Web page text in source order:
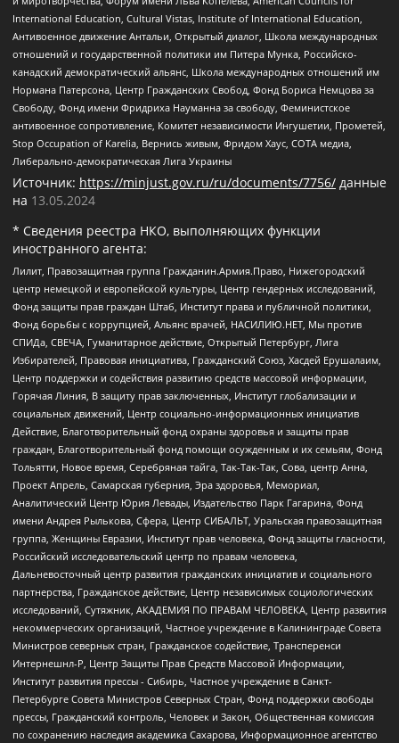
International Education, Cultural Vistas, Institute of International Education,
Антивоенное движение Антальи, Открытый диалог, Школа международных
отношений и государственной политики им Питера Мунка, Российско-
канадский демократический альянс, Школа международных отношений им
Нормана Патерсона, Центр Гражданских Свобод, Фонд Бориса Немцова за
Свободу, Фонд имени Фридриха Науманна за свободу, Феминистское
антивоенное сопротивление, Комитет независимости Ингушетии, Прометей,
Stop Occupation of Karelia, Вернись живым, Фридом Хаус, СОТА медиа,
Либерально-демократическая Лига Украины
Источник: https://minjust.gov.ru/ru/documents/7756/ данные
на 13.05.2024
* Сведения реестра НКО, выполняющих функции
иностранного агента:
Лилит, Правозащитная группа Гражданин.Армия.Право, Нижегородский
центр немецкой и европейской культуры, Центр гендерных исследований,
Фонд защиты прав граждан Штаб, Институт права и публичной политики,
Фонд борьбы с коррупцией, Альянс врачей, НАСИЛИЮ.НЕТ, Мы против
СПИДа, СВЕЧА, Гуманитарное действие, Открытый Петербург, Лига
Избирателей, Правовая инициатива, Гражданский Союз, Хасдей Ерушалаим,
Центр поддержки и содействия развитию средств массовой информации,
Горячая Линия, В защиту прав заключенных, Институт глобализации и
социальных движений, Центр социально-информационных инициатив
Действие, Благотворительный фонд охраны здоровья и защиты прав
граждан, Благотворительный фонд помощи осужденным и их семьям, Фонд
Тольятти, Новое время, Серебряная тайга, Так-Так-Так, Сова, центр Анна,
Проект Апрель, Самарская губерния, Эра здоровья, Мемориал,
Аналитический Центр Юрия Левады, Издательство Парк Гагарина, Фонд
имени Андрея Рылькова, Сфера, Центр СИБАЛЬТ, Уральская правозащитная
группа, Женщины Евразии, Институт прав человека, Фонд защиты гласности,
Российский исследовательский центр по правам человека,
Дальневосточный центр развития гражданских инициатив и социального
партнерства, Гражданское действие, Центр независимых социологических
исследований, Сутяжник, АКАДЕМИЯ ПО ПРАВАМ ЧЕЛОВЕКА, Центр развития
некоммерческих организаций, Частное учреждение в Калининграде Совета
Министров северных стран, Гражданское содействие, Трансперенси
Интернешнл-Р, Центр Защиты Прав Средств Массовой Информации,
Институт развития прессы - Сибирь, Частное учреждение в Санкт-
Петербурге Совета Министров Северных Стран, Фонд поддержки свободы
прессы, Гражданский контроль, Человек и Закон, Общественная комиссия
по сохранению наследия академика Сахарова, Информационное агентство